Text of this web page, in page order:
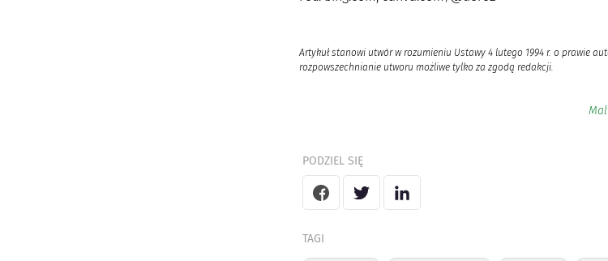
Artykuł stanowi utwór w rozumieniu Ustawy 4 lutego 1994 r. o prawie
rozpowszechnianie utworu możliwe tylko za zgodą redakcji.
PODZIEL SIĘ
TAGI